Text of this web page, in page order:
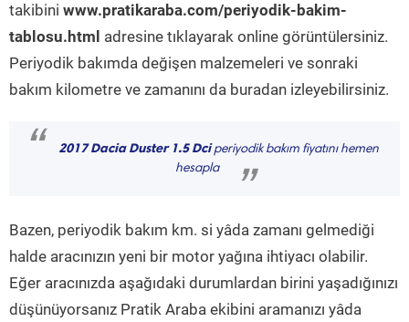
takibini www.pratikaraba.com/periyodik-bakim-
tablosu.html adresine tıklayarak online görüntülersiniz.
Periyodik bakımda değişen malzemeleri ve sonraki
bakım kilometre ve zamanını da buradan izleyebilirsiniz.
“ 2017 Dacia Duster 1.5 Dciperiyodik bakım fiyatını hemen
hesapla
”
Bazen, periyodik bakım km. si yâda zamanı gelmediği
halde aracınızın yeni bir motor yağına ihtiyacı olabilir.
Eğer aracınızda aşağıdaki durumlardan birini yaşadığınızı
düşünüyorsanız Pratik Araba ekibini aramanızı yâda